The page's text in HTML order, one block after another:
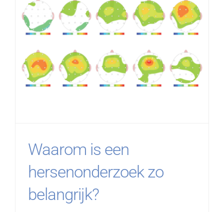
Waarom is een
hersenonderzoek zo
belangrijk?